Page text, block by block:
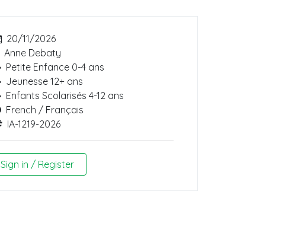
20/11/2026
Anne Debaty
Petite Enfance 0-4 ans
Jeunesse 12+ ans
Enfants Scolarisés 4-12 ans
French / Français
IA-1219-2026
Sign in / Register